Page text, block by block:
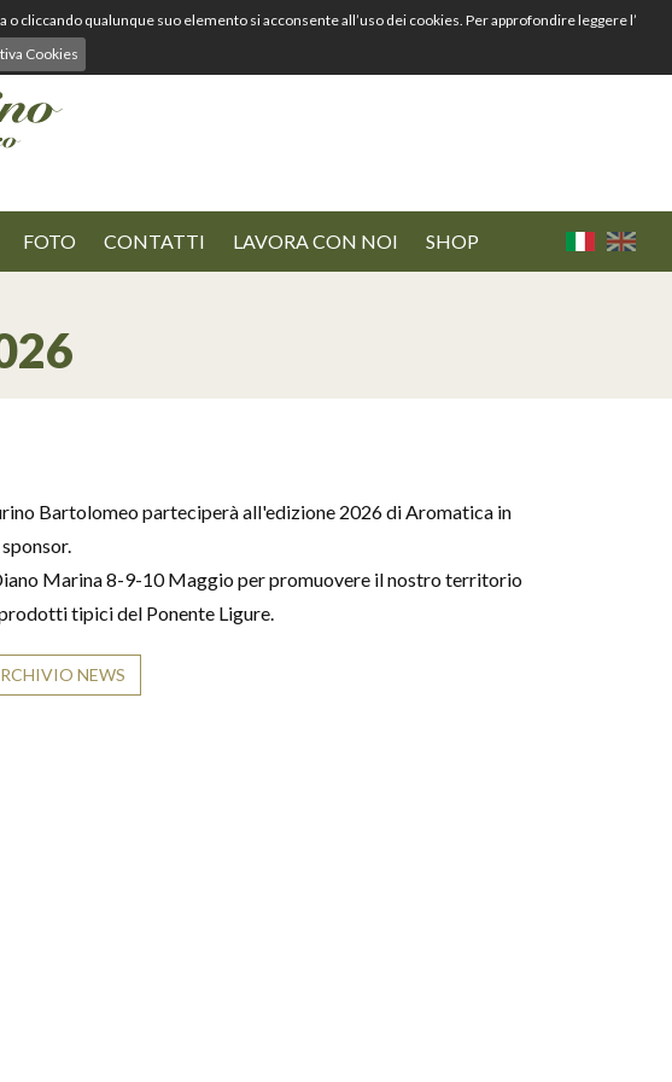
cliccando qualunque suo elemento si acconsente all’uso dei cookies. Per approfondire leggere l’
Cookies
FOTO CONTATTI LAVORA CON NOI SHOP
Bartolomeo parteciperà all'edizione 2026 di Aromatica in
Marina 8-9-10 Maggio per promuovere il nostro territorio
tipici del Ponente Ligure.
NEWS